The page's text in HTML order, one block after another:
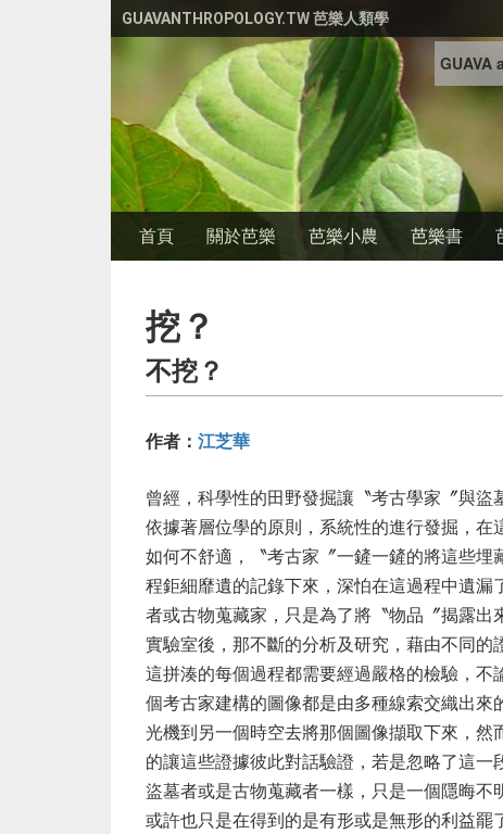
GUAVANTHROPOLOGY.TW 芭樂人類學
首頁 關於芭樂 芭樂小農 芭樂書
挖？
不挖？
作者： 江芝華
曾經，科學性的田野發掘讓〝考古學家〞與
依據著層位學的原則，系統性的進行發掘，
如何不舒適，〝考古家〞一鏟一鏟的將這些
程鉅細靡遺的記錄下來，深怕在這過程中遺
者或古物蒐藏家，只是為了將〝物品〞揭露
實驗室後，那不斷的分析及研究，藉由不同
這拼湊的每個過程都需要經過嚴格的檢驗，
個考古家建構的圖像都是由多種線索交織出
光機到另一個時空去將那個圖像擷取下來，
的讓這些證據彼此對話驗證，若是忽略了這
盜墓者或是古物蒐藏者一樣，只是一個隱晦
或許也只是在得到的是有形或是無形的利益罷